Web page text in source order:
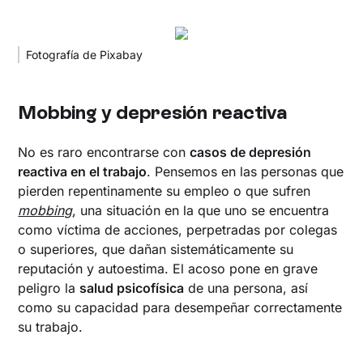
Fotografía de Pixabay
Mobbing y depresión reactiva
No es raro encontrarse concasos de depresión
reactiva en el trabajo. Pensemos en las personas que
pierden repentinamente su empleo o que sufren
mobbing, una situación en la que uno se encuentra
como víctima de acciones, perpetradas por colegas
o superiores, que dañan sistemáticamente su
reputación y autoestima. El acoso pone en grave
peligro la salud psicofísica de una persona, así
como su capacidad para desempeñar correctamente
su trabajo.